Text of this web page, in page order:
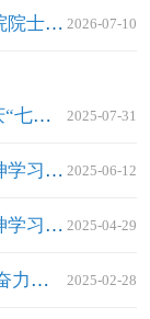
习近平：在国家科学技术奖励大会、两院院士大会、中国科协第十一次全国代表大会上的讲话 2026-07-10
市贸促会开展“铸忠诚·学模范·强担当” 庆“七一”主题党日活动市贸促会开展“铸忠诚·学模范·强担当” 庆“七一”主题党日活动 2025-07-31
市贸促会召开深入贯彻中央八项规定精神学习教育警示教育会 2025-06-12
市贸促会举办深入贯彻中央八项规定精神学习教育警示教育会 2025-04-29
坚持用改革精神和严的标准管党治党 为奋力谱写重庆贸促事业新篇章提供坚强保障 2025-02-28